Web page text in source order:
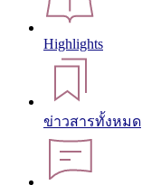
Highlights
ข่าวสารทั้งหมด